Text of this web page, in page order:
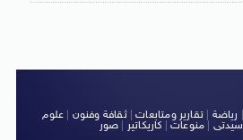
رياضة |تقارير ومتابعات|ثقافة وفنون
علوم
سيدتى منوعات كاريكاتير صور